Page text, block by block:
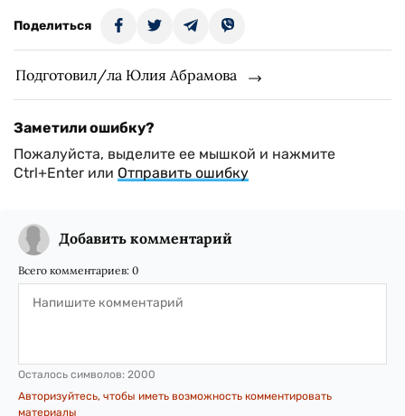
Поделиться
Подготовил/ла Юлия Абрамова
Заметили ошибку?
Пожалуйста, выделите ее мышкой и нажмите
Ctrl+Enter или Отправить ошибку
Добавить комментарий
Всего комментариев: 0
Осталось символов: 2000
Авторизуйтесь, чтобы иметь возможность комментировать
материалы